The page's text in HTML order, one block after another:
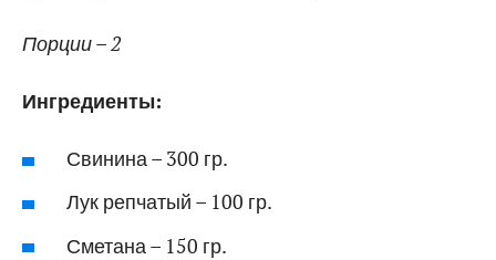
Порции – 2
Ингредиенты:
Свинина – 300 гр.
Лук репчатый – 100 гр.
Сметана – 150 гр.